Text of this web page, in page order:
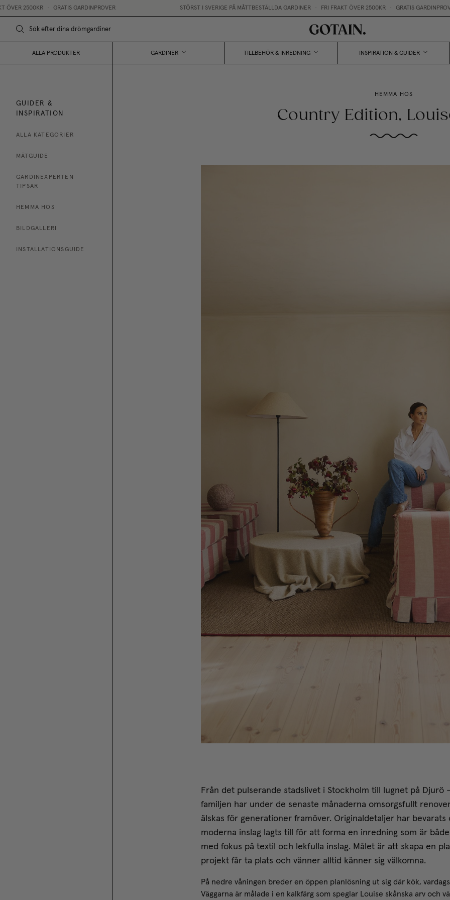
2500KR • GRATIS GARDINPROVER STÖRST I SVERIGE PÅ MÅTTBESTÄLLDA GARDINER FRI FRAKT ÖVER 2500KR • GRATIS GARDINPROVER
ALLA PRODUKTER GARDINER TILLBEHÖR & INREDNING INSPIRATION & GUIDER
GUIDER &
INSPIRATION
ALLA KATEGORIER
MÄTGUIDE
GARDINEXPERTEN
TIPSAR
HEMMA HOS
BILDGALLERI
INSTALLATIONSGUIDE
HEMMA HOS
Country Edition,
Från det pulserande stadslivet i Stockholm till lugnet på
familjen har under de senaste månaderna omsorgsfullt
älskas för generationer framöver. Originaldetaljer har
moderna inslag lagts till för att forma en inredning som är
med fokus på textil och lekfulla inslag. Målet är att skapa en
projekt får ta plats och vänner alltid känner sig välkomna.
På nedre våningen breder en öppen planlösning ut sig där kök,
Väggarna är målade i en kalkfärg som speglar Louise skånska arv och